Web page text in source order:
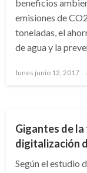
beneficios
emisiones de
toneladas, el
de agua y la
Publicado
lunes junio 12, 2017
Gigantes de
digitalización
Según el estudio